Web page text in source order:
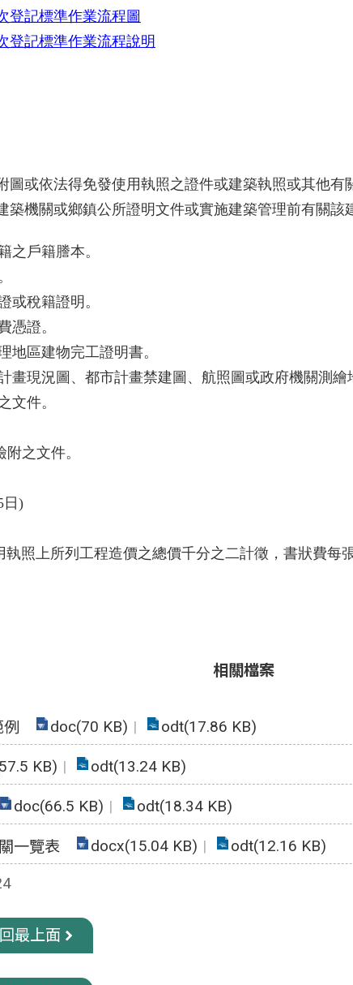
登記標準作業流程圖
登記標準作業流程說明
圖或依法得免發使用執照之證件或建築執照或其他
築機關或鄉鎮公所證明文件或實施建築管理前有關該
之戶籍謄本。
或稅籍證明。
憑證。
地區建物完工證明書。
畫現況圖、都市計畫禁建圖、航照圖或政府機關測繪
文件。
之文件。
日)
執照上所列工程造價之總價千分之二計徵，書狀費每
相關檔案
doc(70 KB) odt(17.86 KB)
KB) odt(13.24 KB)
doc(66.5 KB) odt(18.34 KB)
一覽表 docx(15.04 KB)
odt(12.16 KB)
回最上面